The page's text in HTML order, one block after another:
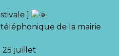
]
de la mairie
25 juillet